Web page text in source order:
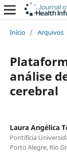
Início / Arquivos
análise
cerebral
Laura Angélica
Pontifícia
Porto Alegre, Rio